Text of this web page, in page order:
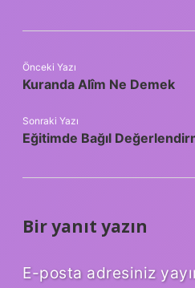
Önceki Yazı
Kuranda Alîm Ne Demek
Sonraki Yazı
Eğitimde Bağıl
Bir yanıt yazın
E-posta adresiniz